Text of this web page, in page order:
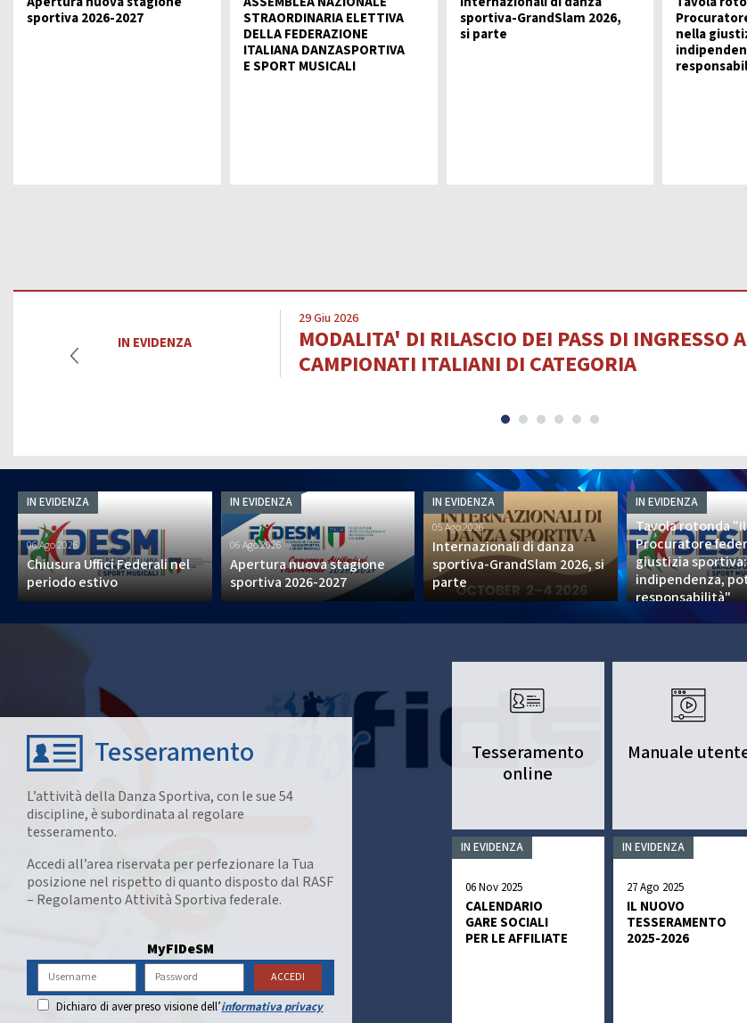
DIRIGENTI SPORTIVI
LOGO E PATROCINIO
Danze Filuzziane
DANZE ACCADEMICHE
La Disciplina
TESTI
sportiva 2026-2027
STRAORDINARIA ELETTIVA
DELLA FEDERAZIONE
ITALIANA DANZASPORTIVA
E SPORT MUSICALI
sportiva-GrandSlam 2026,
si parte
nella
IN EVIDENZA
29 Giu 2026
MODALITA' DI RILASCIO DEI PASS DI INGRESSO
CAMPIONATI ITALIANI DI CATEGORIA
IN EVIDENZA
06 Ago 2026
Chiusura Uffici Federali nel
periodo estivo
IN EVIDENZA
06 Ago 2026
Apertura nuova stagione
sportiva 2026-2027
IN EVIDENZA
05 Ago 2026
Internazionali di danza
sportiva-GrandSlam 2026, si
parte
IN EVIDENZA
13 Lug 2026
Tavola rotonda "Il
Procuratore
giustizia sportiva:
indipendenza,
responsabilità"
Tesseramento
L’attività della Danza Sportiva, con le sue 54
discipline, è subordinata al regolare
tesseramento.
Accedi all’area riservata per perfezionare la Tua
posizione nel rispetto di quanto disposto dal RASF
– Regolamento Attività Sportiva federale.
Dichiaro di aver preso visione dell’informativa privacy
Tesseramento
online
Manuale
IN EVIDENZA
06 Nov 2025
CALENDARIO
GARE SOCIALI
PER LE AFFILIATE
IN EVIDENZA
27 Ago 2025
IL NUOVO
TESSERAMENTO
2025-2026